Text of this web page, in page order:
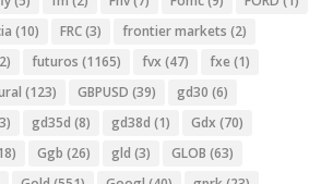
(10) FRC(3) frontier markets (2)
futuros (1165) fvx (47) fxe (1)
(123) GBPUSD (39) gd30 (6)
gd35d (8) gd38d (1) Gdx (70)
Ggb (26) gld (3) GLOB (63)